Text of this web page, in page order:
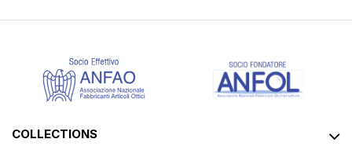
COLLECTIONS